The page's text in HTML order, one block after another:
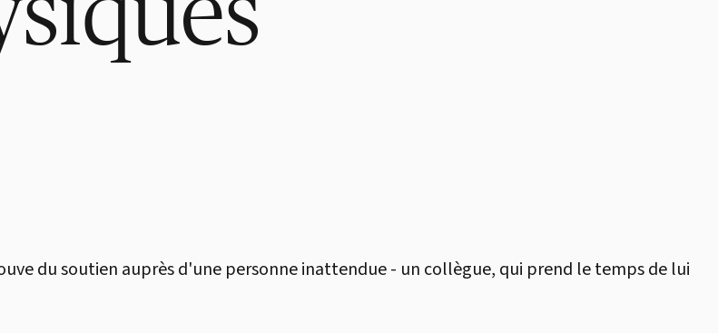
du soutien auprès d'une personne inattendue - un collègue, qui prend le temps de lui